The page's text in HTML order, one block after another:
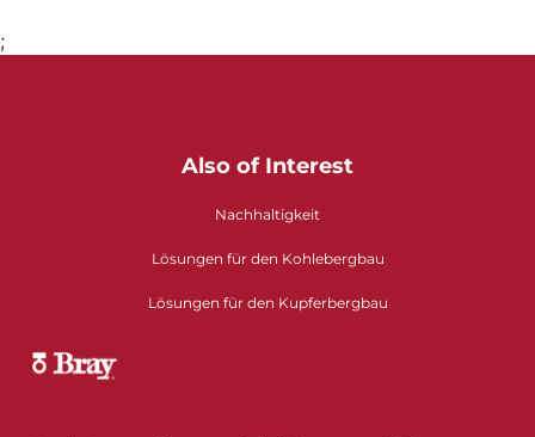
;
Also of Interest
Nachhaltigkeit
Lösungen für den Kohlebergbau
Lösungen für den Kupferbergbau